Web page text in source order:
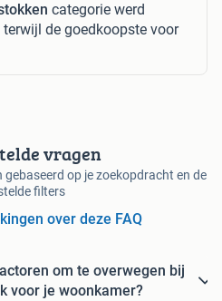
categorie werd
terwijl de goedkoopste voor
vragen
op je zoekopdracht en de
filters
over deze FAQ
om te overwegen bij
voor je woonkamer?